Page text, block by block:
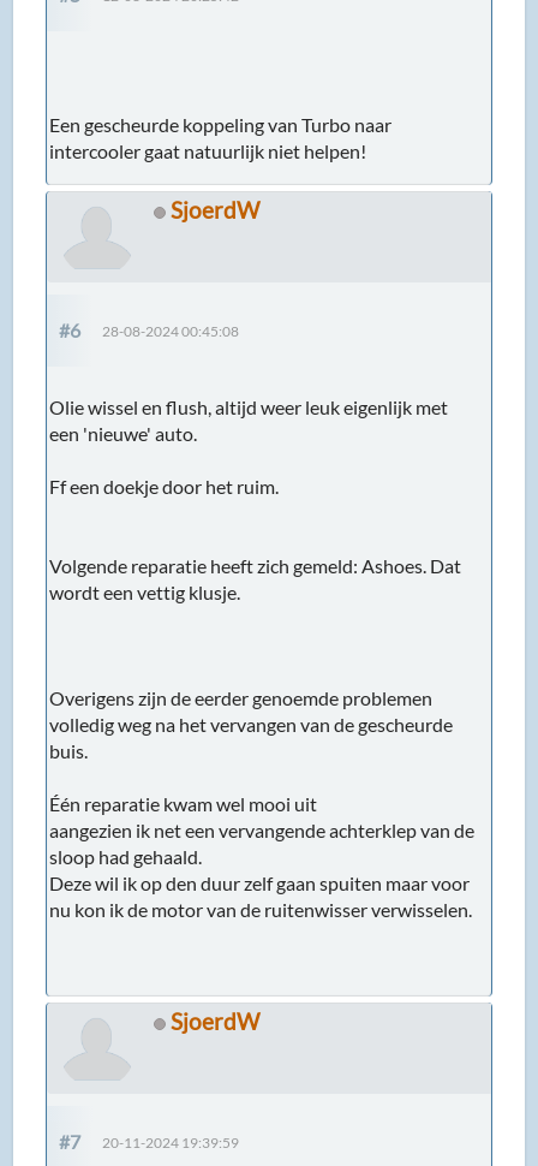
Een gescheurde koppeling van Turbo naar
intercooler gaat natuurlijk niet helpen!
SjoerdW
#6 28-08-2024 00:45:08
Olie wissel en flush, altijd weer leuk eigenlijk met
een 'nieuwe' auto.
Ff een doekje door het ruim.
Volgende reparatie heeft zich gemeld: Ashoes. Dat
wordt een vettig klusje.
Overigens zijn de eerder genoemde problemen
volledig weg na het vervangen van de gescheurde
buis.
Één reparatie kwam wel mooi uit
aangezien ik net een vervangende achterklep van de
sloop had gehaald.
Deze wil ik op den duur zelf gaan spuiten maar voor
nu kon ik de motor van de ruitenwisser verwisselen.
SjoerdW
#7 20-11-2024 19:39:59